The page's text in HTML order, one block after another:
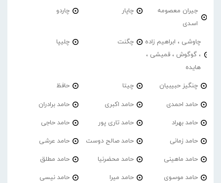
جیران معصومه
اسدی
چاپار چاردو
چاوشی ، ابراهیم زاده
، گوگوش ، قمیشی ،
هایده
چگنت چلیپا
چنگیز حبیبیان چیتا حافظ
حامد احمدی حامد اکبری حامد برادران
حامد بهراد حامد تاری پور حامد حاجی
حامد زمانی حامد صالح دوست حامد عرشی
حامد ماهینی حامد محضرنیا حامد مطلق
حامد موسوی حامد میرا حامد نیسی